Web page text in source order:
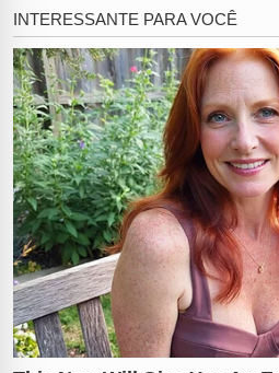
filho, ele está trabalhando!" ,
as redes sociais.
Lucro acima do Juízo
Enquanto teólogos e
com a comparação audaciosa,
faturando alto nas plataformas
julgamento humano é
mais você: a atitude da modelo
teológica?Essa polêmica está